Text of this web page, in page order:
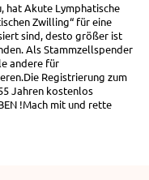
hat Akute Lymphatische
Zwilling“ für eine
sind, desto größer ist
Als Stammzellspender
andere für
Registrierung zum
Jahren kostenlos
!Mach mit und rette